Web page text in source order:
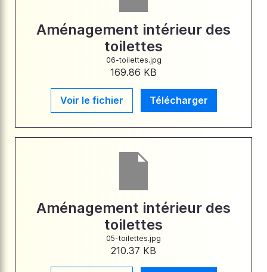
Aménagement intérieur des
toilettes
06-toilettes.jpg
169.86 KB
Voir le fichier Télécharger
Aménagement intérieur des
toilettes
05-toilettes.jpg
210.37 KB